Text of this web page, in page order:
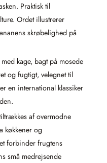
Praktisk til
Ordet illustrerer
skrøbelighed på
kage, bagt på mosede
og fugtigt, velegnet til
en international klassiker
af overmodne
køkkener og
forbinder frugtens
små medrejsende